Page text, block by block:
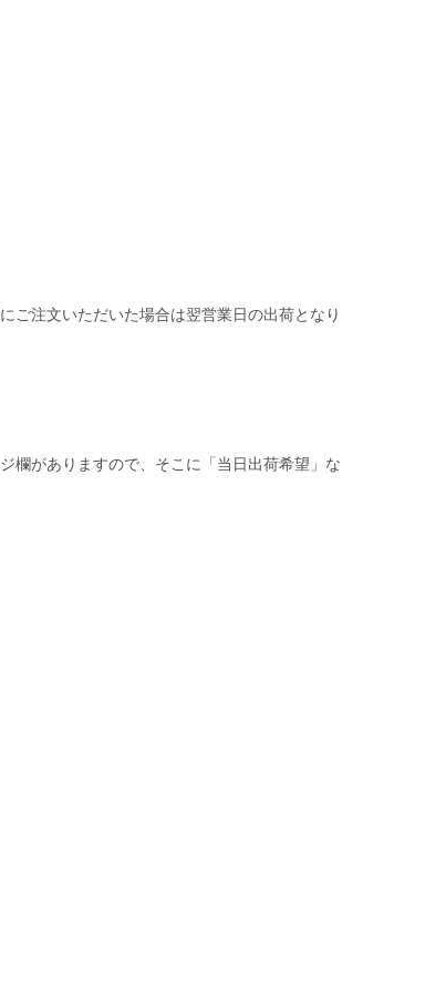
ご注文いただいた場合は翌営業日の出荷となり
欄がありますので、そこに「当日出荷希望」な